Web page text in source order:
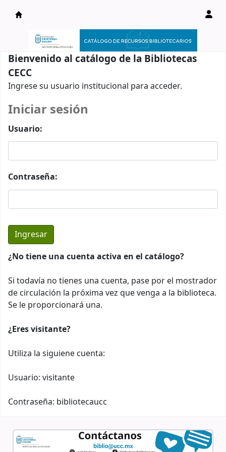
Catálogo en línea
Bienvenido al catálogo de la Bibliotecas
CECC
Ingrese su usuario institucional para acceder.
Iniciar sesión
Usuario:
Contraseña:
¿No tiene una cuenta activa en el catálogo?
Si todavía no tienes una cuenta, pase por el mostrador
de circulación la próxima vez que venga a la biblioteca.
Se le proporcionará una.
¿Eres visitante?
Utiliza la siguiene cuenta:
Usuario: visitante
Contraseña: bibliotecaucc